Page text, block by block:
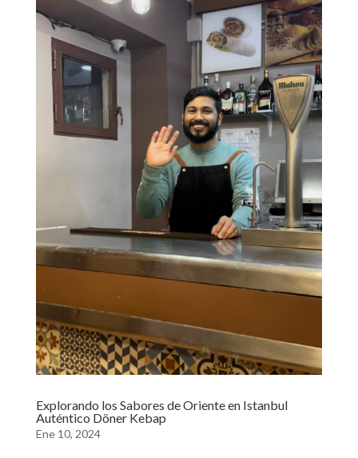
Explorando los Sabores de Oriente en Istanbul
Auténtico Döner Kebap
Ene 10, 2024